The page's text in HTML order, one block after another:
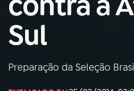
02 A RÁDIO
04PROGRAMAS
Sul
Preparação da Seleção